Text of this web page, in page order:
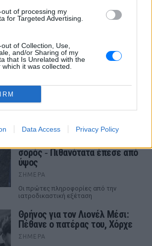
of processing my
for Targeted Advertising.
of Collection, Use,
and/or Sharing of my
that Is Unrelated with the
it was collected.
Data Access Privacy Policy
Σοκαριστικό βίντεο: Η στιγμή
που ο 14χρονος ανοίγει πυρ και
σκορπάει τον θάνατο σε
ΣΉΜΕΡΑ
«Θέρισε» πέντε καθηγητές και ένα
12χρονο κοριτσάκι, ενώ νωρίτερα είχε
Περισσότερα από 20 άτομα
Θρίλερ στον Λυκαβηττό: Σε
σορός ‑ Πιθανότατα έπεσε από
ύψος
ΣΉΜΕΡΑ
Οι πρώτες πληροφορίες από την
ιατροδικαστική εξέταση
Θρήνος για τον Λιονέλ Μέσι:
Πέθανε ο πατέρας του, Χόρχε
ΣΉΜΕΡΑ